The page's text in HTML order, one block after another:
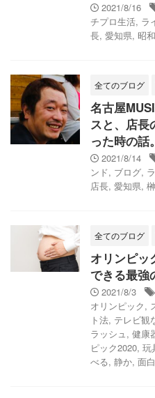
2021/8/16
チプロ生活, ラ
長, 愛知県, 昭
全てのブログ
名古屋
スと、店長
った時の話
2021/8/14
ンド, ブログ,
店長, 愛知県,
全てのブログ
オリンピッ
できる最強
2021/8/3
オリンピック,
ト法, テレビ観
ラッシュ, 健康
ピック2020, 玩
べる, 静か, 面